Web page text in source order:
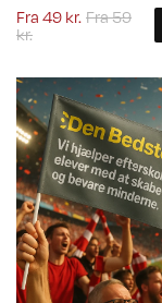
Fra 49 kr. Fra59
kr.